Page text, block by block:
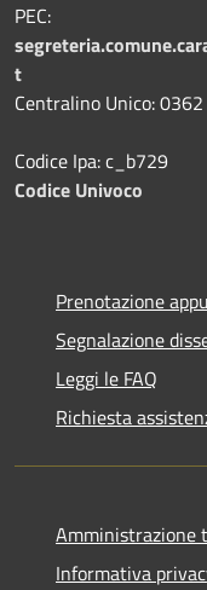
PEC:
t
Centralino Unico:
Codice Ipa: c_b729
Codice Univoco
Prenotazione
Segnalazione
Leggi le FAQ
Richiesta
Amministrazione
Informativa